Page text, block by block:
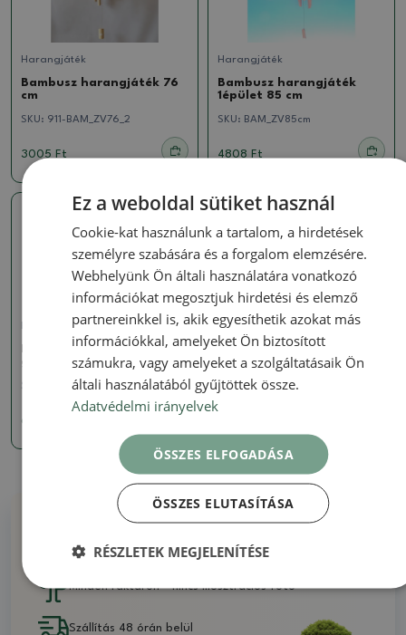
Harangjáték
Bambusz harangjáték 76
cm
SKU: 911-BAM_ZV76_2
3005 Ft
Harangjáték
Bambusz harangjáték
1épület 85 cm
SKU: BAM_ZV85cm
4808 Ft
Harangjáték
Fém harangjáték henger
gyík 110 cm
874-KOV_ZV110JE
6762 Ft
Minden raktáron - nincs illusztrációs fotó
Szállítás 48 órán belül
Ez a weboldal sütiket használ
Cookie-kat használunk a tartalom, a hirdetések
személyre szabására és a forgalom elemzésére.
Webhelyünk Ön általi használatára vonatkozó
információkat megosztjuk hirdetési és elemző
partnereinkkel is, akik egyesíthetik azokat más
információkkal, amelyeket Ön biztosított
számukra, vagy amelyeket a szolgáltatásaik Ön
általi használatából gyűjtöttek össze.
Adatvédelmi irányelvek
ÖSSZES ELFOGADÁSA
ÖSSZES ELUTASÍTÁSA
RÉSZLETEK MEGJELENÍTÉSE